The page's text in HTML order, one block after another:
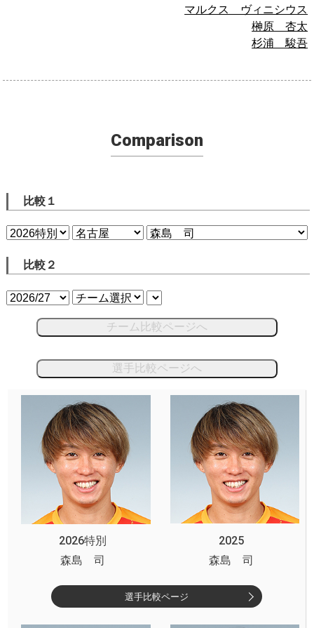
マルクス ヴィニシウス
榊原 杏太
杉浦 駿吾
Comparison
比較１
比較２
チーム比較ページへ
選手比較ページへ
2026特別
2025
森島 司
森島 司
選手比較ページ